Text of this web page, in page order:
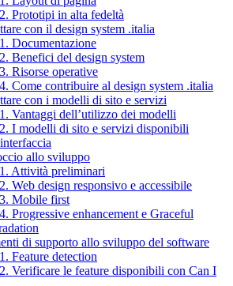
Prototipi in alta fedeltà
con il design system .italia
Documentazione
Benefici del design system
Risorse operative
Come contribuire al design system .italia
con i modelli di sito e servizi
Vantaggi dell’utilizzo dei modelli
I modelli di sito e servizi disponibili
allo sviluppo
Attività preliminari
Web design responsivo e accessibile
Mobile first
Progressive enhancement e Graceful
di supporto allo sviluppo del software
Feature detection
Verificare le feature disponibili con Can I